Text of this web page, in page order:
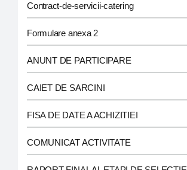
Contract-de-servicii-catering
Formulare anexa 2
ANUNT DE PARTICIPARE
CAIET DE SARCINI
FISA DE DATE A ACHIZITIEI
COMUNICAT ACTIVITATE